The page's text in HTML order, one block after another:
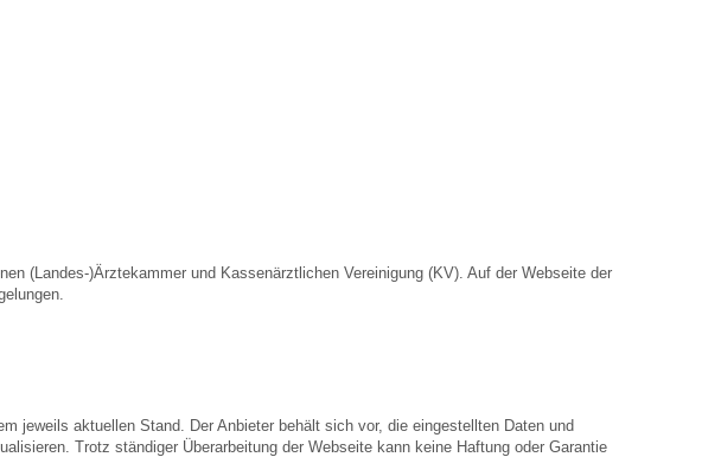
(Landes-)Ärztekammer und Kassenärztlichen Vereinigung (KV). Auf der Webseite der
jeweils aktuellen Stand. Der Anbieter behält sich vor, die eingestellten Daten und
Trotz ständiger Überarbeitung der Webseite kann keine Haftung oder Garantie